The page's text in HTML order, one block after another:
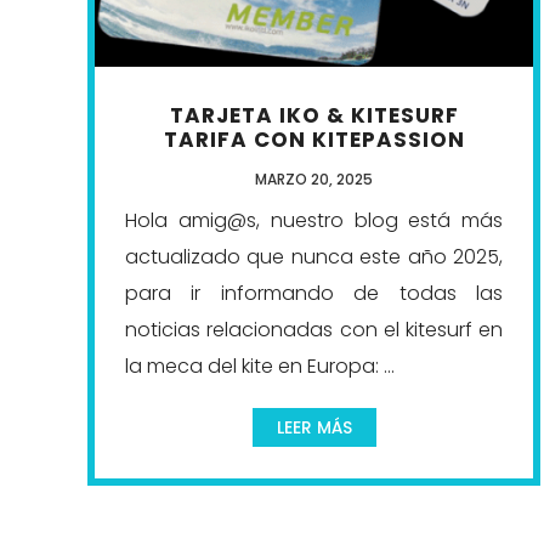
TARJETA IKO & KITESURF
TARIFA CON KITEPASSION
MARZO 20, 2025
Hola amig@s, nuestro blog está más
actualizado que nunca este año 2025,
para ir informando de todas las
noticias relacionadas con el kitesurf en
la meca del kite en Europa: ...
LEER MÁS